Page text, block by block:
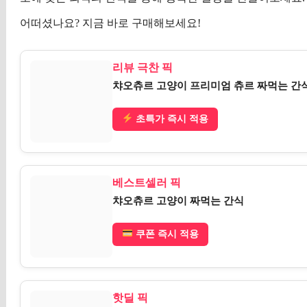
어떠셨나요? 지금 바로 구매해보세요!
리뷰 극찬 픽
챠오츄르 고양이 프리미엄 츄르 짜먹는 간
초특가 즉시 적용
베스트셀러 픽
챠오츄르 고양이 짜먹는 간식
쿠폰 즉시 적용
핫딜 픽